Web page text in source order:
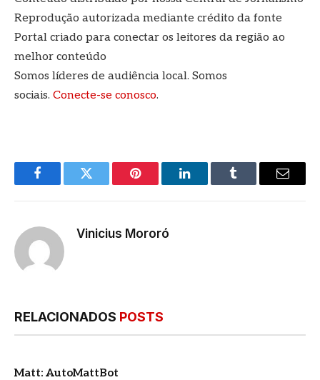
Reprodução autorizada mediante crédito da fonte
Portal criado para conectar os leitores da região ao
melhor conteúdo
Somos líderes de audiência local. Somos
sociais. Conecte-se conosco.
FacebookTwitter Pinterest LinkedInTumblr
E-
Vinicius Mororó
RELACIONADOS POSTS
Matt: AutoMattBot